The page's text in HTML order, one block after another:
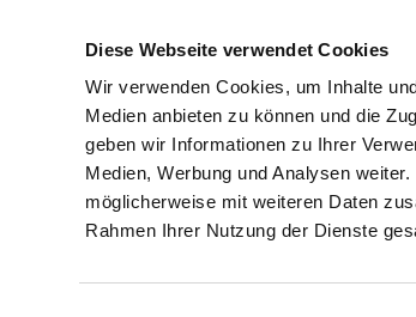
Diese Webseite verwendet Cookies
Wir verwenden Cookies, um Inhalte
Medien anbieten zu können und die
geben wir Informationen zu Ihrer
Medien, Werbung und Analysen
möglicherweise mit weiteren Daten
Rahmen Ihrer Nutzung der Dienste
Erweiterte Suche